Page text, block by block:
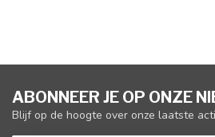
ABONNEER JE OP ONZE
Blijf op de hoogte over onze laatste